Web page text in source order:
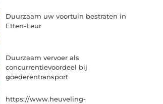
Duurzaam uw voortuin bestraten in
Etten-Leur
Duurzaam vervoer als
concurrentievoordeel bij
goederentransport
https://www.heuveling-